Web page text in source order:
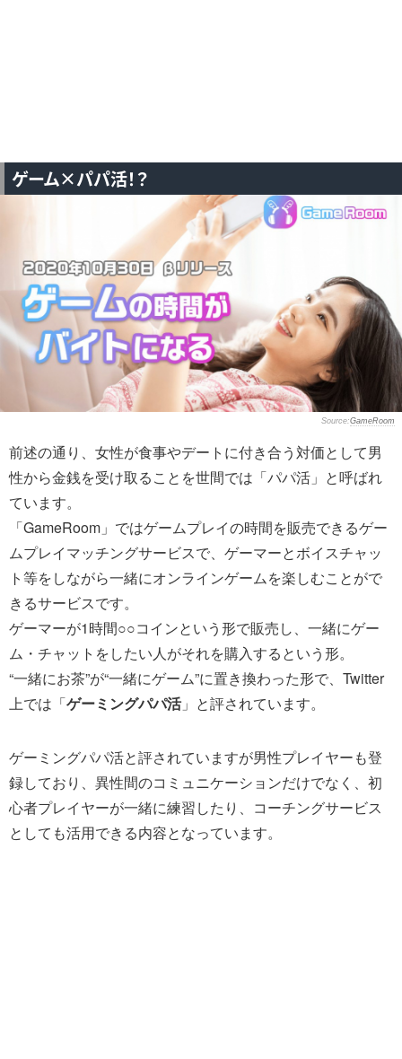
ゲーム×パパ活！？
GameRoom
前述の通り、女性が食事やデートに付き合う対価として男
性から金銭を受け取ることを世間では「パパ活」と呼ばれ
ています。
「GameRoom」ではゲームプレイの時間を販売できるゲー
ムプレイマッチングサービスで、ゲーマーとボイスチャッ
ト等をしながら一緒にオンラインゲームを楽しむことがで
きるサービスです。
ゲーマーが1時間○○コインという形で販売し、一緒にゲー
ム・チャットをしたい人がそれを購入するという形。
“一緒にお茶”が“一緒にゲーム”に置き換わった形で、Twitter
上では「ゲーミングパパ活」と評されています。
ゲーミングパパ活と評されていますが男性プレイヤーも登
録しており、異性間のコミュニケーションだけでなく、初
心者プレイヤーが一緒に練習したり、コーチングサービス
としても活用できる内容となっています。